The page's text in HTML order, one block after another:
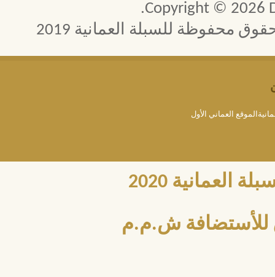
Copyright © 2026
محفوظة للسبلة العمانية 2019
العماني الأول
2020
للأستضافة ش.م.م